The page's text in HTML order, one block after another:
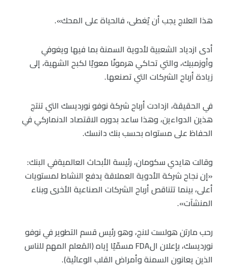
هذا العلاج يجب أن يُغطى، فالحياة على المحك».
أدى ازدياد الشعبية لأدوية السمنة بما فيها ويغوفي
وأوزمبيك، والتي تحاكي هرمونًا معويًا لكبح الشهية، إلى
زيادة أرباح الشركات التي تصنعها.
في الحقيقة، ازدادت أرباح شركة نوفو نورديسك التي تنتج
هذين الدواءين، وهذا ساعد بدوره الاقتصاد الدنماركي في
الحفاظ على مستواه بحسب بنك دانسك.
وقالت هايدي سكومان، رئيسة الأبحاث العالميةفي البنك:
«إن نجاح شركة الأدوية العملاقة يدفع النشاط لمستويات
أعلى، بينما تتناقص أرباح الشركات الصناعية الأخرى وبناء
المنشآت».
رحب مارتن هولست لانج، وهو رئيس قسم التطوير في نوفو
نورديسك، بإعلان الFDA مسمّيًا إياه (المَعلم المهم للناس
الذين يعانون السمنة وأمراض القلب الوعائية).